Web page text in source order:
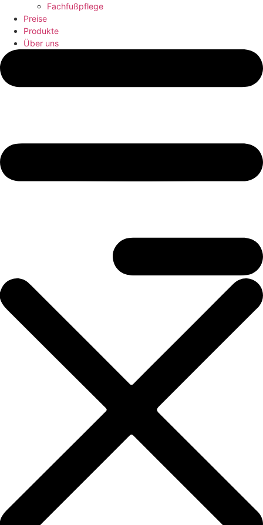
Fachfußpflege
Preise
Produkte
Über uns